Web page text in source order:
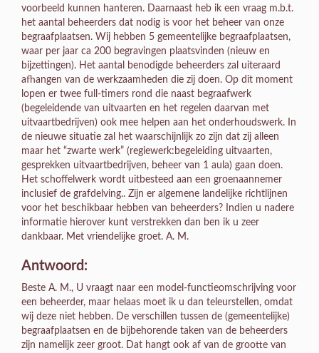
voorbeeld kunnen hanteren. Daarnaast heb ik een vraag m.b.t.
het aantal beheerders dat nodig is voor het beheer van onze
begraafplaatsen. Wij hebben 5 gemeentelijke begraafplaatsen,
waar per jaar ca 200 begravingen plaatsvinden (nieuw en
bijzettingen). Het aantal benodigde beheerders zal uiteraard
afhangen van de werkzaamheden die zij doen. Op dit moment
lopen er twee full-timers rond die naast begraafwerk
(begeleidende van uitvaarten en het regelen daarvan met
uitvaartbedrijven) ook mee helpen aan het onderhoudswerk. In
de nieuwe situatie zal het waarschijnlijk zo zijn dat zij alleen
maar het “zwarte werk” (regiewerk:begeleiding uitvaarten,
gesprekken uitvaartbedrijven, beheer van 1 aula) gaan doen.
Het schoffelwerk wordt uitbesteed aan een groenaannemer
inclusief de grafdelving.. Zijn er algemene landelijke richtlijnen
voor het beschikbaar hebben van beheerders? Indien u nadere
informatie hierover kunt verstrekken dan ben ik u zeer
dankbaar. Met vriendelijke groet. A. M.
Antwoord:
Beste A. M., U vraagt naar een model-functieomschrijving voor een beheerder, maar helaas moet ik u dan teleurstellen, omdat wij deze niet hebben. De verschillen tussen de (gemeentelijke) begraafplaatsen en de bijbehorende taken van de beheerders zijn namelijk zeer groot. Dat hangt ook af van de grootte van de begraafplaats, het aantal begravingen en de wijze waarop de organisatie daarvan in elkaar steekt. Soms -zoals u zelf ook al zegt- is een beheerder de persoon die alles doet: de graven onderhoudt , het graf delft en sluit en voorloopt bij een begrafenis. Soms is de beheerder leidinggevende van een heel team aan medewerkers, soms zelfs van een grotere organisatie met meerdere begraafplaatsen. Wel kan ik u delen van functieomschrijvingen doorgeven die in den lande worden gehanteerd. U kunt hieruit halen wat van uw gading is: ————————————————————————————————————————————— VOORMAN Plaats in de organisatie Functionaris legt verantwoording af aan ………………………….. en leidt, tezamen met enige collega-Voorlieden, de uitvoering van de dagelijke werkzaamheden door de Tuinlieden. Doel van de functie Het – binnen door ……………………….. gestelde voorschrifen en prioriteiten – op de werkplek leiden van en meewerken aan aanleg- en onderhoudswerkzaamheden m.b.t. terrein- en groenvoorzieningen, alsmede het verrichten van specialistische taken op het gebied van bomen-, flora- of faunabeheer. Hoofdtaken 1. leiding 2. planvorming 3. uitvoering 4. hulpmiddelen 5. overige taken Uitwerking ad.1 Geeft, tezamen met enige collega-Voorlieden, op de werkplek leiding aan de uitvoering van de dagelijkse werkzaamheden door de (specialistische) Tuinlieden. Verricht controles en lost problemen op. Stelt werk- en vakantieroosters op en houdt werk- en urenadministratie bij. Bewaakt de naleving van ethische richtlijnen en van Arbo- en milieuvoorschriften. Stelt, in overleg met …………………………………….., dagelijkse prioriteiten in de werkzaamheden. Meldt onregelmatigheden bij ………………………. Neemt deel aan selectie- en beoordelingsprocedures. Houdt toezicht op werk door derden. ad.2 Levert, in samenwerking met …………………………………, een bijdrage aan de planvorming m.b.t. inrichting en beheer van terrein- en groenvoorzieningen; participeert in bijbehorend overleg. Stelt planningen op voor de inzet van tuinlieden en machines. ad.3 Verricht uitvoerende werkzaamheden als Tuinman; zie de betreffende functietypering. Verricht aanvullend kwalitatief zwaardere taken, zoals: het uitzetten van terreinen aan de hand tekeningen; het keuren en groeperen van plantmaterialen; het samenstellen van inboetlijsten; het beoordelen van ziekteverschijnselen en plagen. Verricht voorts specialistische taken op het gebied van o.a. bomen-, flora- of faunabeheer; zie de indicatieve omschrijving op het vervolgblad. Registreert de verrichte werkzaamheden. Levert een bijdrage aan de behandeling van klachten inzake de dienstverlening door de afdeling …………………… ad.4 Voert, tezamen met enige collega-Voorlieden, het technisch beheer over voertuigen, machines, gereedschappen, hulpmiddelen en materialen van de afdeling …………………… Onderhoudt contacten met leveranciers. ad.5 Leeft de Arbo- en milieuvoorschriften na. Vervangt zo nodig collega-Voorlieden. Staat op de werkplek (geëmotioneerde) klanten en derden te woord. Geeft in voorkomende gevallen instructie en vaktechnische begeleiding aan stagiaires en collega-medewerkers in opleiding. Is zich bij zijn handelen bewust van het unieke, éénmalige karakter van de uitvaartplechheid, en het emotioneel beladen karakter van overlijden en uitvaarten. Hanteert emotionele situaties met professionele betrokkenheid en distantie. Verricht overige activiteiten, nodig voor het adequaat functioneren van………………………………… Functie-eisen Ruim LBO/MBO-niveau. Kennis van tuin- en cultuurtechniek en ecologie. Enige automatiseringskennis. Affiniteit tot het werken op een begraaplaats. Heeft kennis en begrip van de crematie- en begrafenisplechtigheid. Ruime ervaring in groenaanleg en -onderhoud. Is bereid om mee te denken over (verbeteringen in) het totale bedrijfsvoeringsproces. Contactuele en coödinerende kwaliteiten, accuratesse, commercieel gevoel en een goede fysieke conditie zijn vereist. Indicatieve omschrijving van de verschillende specialismen Florabeheer Herkent en registreert, a.d.h.v. botanische kenmerken, de geslacht-, soort- en cultivarnaam van hout- en kruidachtige gewassen. Determineert m.b.v. een flora. Analyseert en beoordeelt, a.d.h.v. plantengroei, bodem, licht en vochtvoorziening, de groeiomstandigheden ter plaatse. Doet voorstellen inzake de sortimentkeuze, beheermaatregelen en (eventueel) cultuurtechnische maatregelen. Stelt criteria op voor te leveren plantmateriaal en beoordeelt de geleverde kwaliteit. Faunabeheer Herkent en registreert soorten. Bewaakt de kwaliteit van de aanwezige populatie en beoordeelt de terreinomstandigheden op geschiktheid voor de fauna. Doet voorstellen voor t.b.v. instandhouding en (indien wenselijk) uitbreiding van de biodiversiteit. Beheert de aanwezige voorzieningen. Beschikt over nader te bepalen aktes/certificaten (zoals jachtakte; certificaat ongediertebestrijder; certificaat bijenhouder). Bomenbeheer Zie de functietypering ‘Bomenspecialist/Tuinman’. ————————————————————————————————————————————– HOOFD UITVOERING Plaats in de organisatie Functionaris legt verantwoording af aan …………………… en geeft, ondersteund door Voorlieden, leiding aan een formatie van ca………… plaats. De totale formatie van Uitvoering telt ……….. plaats. Doel van de functie Het – binnen door ………………… gestelde richtlijnen en prioriteiten – organiseren en realiseren van een optimale, beleidsmatige onderbouwde kwaliteit van terrein- en groenvoorzieningen. Hoofdtaken 1. leiding 2. beleid en advies 3. planning en uitvoering 4. beheer 5. overige taken Uitwerking ad.1 Geeft leiding aan de Voorlieden en, samen met hen, aan de (specialistische) Tuinlieden. Organiseert de werkzaamheden. Selecteert, instrueert, begeleidt, controleert en beoordeelt de Voorlieden en Tuinlieden. Bewaakt de naleving van ethische richtlijnen. Geeft uitvoering aan het personeelsbeleid (incl. Arbo- en milieubeleid). Houdt ‘werkoverleg………………………. Ontwikkelt en bewaakt de teamgeest. Creërt en bestendigt een cultuur die past bij het plechtige karakter van uitvaarten. Beoordeelt, c.q. levert voorstellen voor optimalisatie van inrichting en werkwijze van de afdeling en beheert de toegewezen formatie. ad.2 Is lid van het managementoverleg en neemt, zowel vanuit de optiek van de afdeling als de totale organisatie, verantwoordelijkheid voor de ontwikkeling en uitvoering van een integraal beleid. Signaleert in- en externe ontwikkelingen en presenteert voorstellen inzake nieuwe vormen van beheer, alsmede hieraan verbonden kosten- en organisatie-aspecten. Fungeert, vanuit het werkterrein van de eigen afdeling, als adviseur van de overige …………………………….. ad.3 Ontwikkelt planvorming m.b.t. (her)inrichting en beheer van terrein- en groenvoorzieningen, met behoud van de cultuurhistorische waarde van het park als monument. Werkt bij (middel)grote plannen samen met externe adviseurs en projectleiders (o.a. landschapsarchitecten en ecologisch adviseurs). Stelt meerjarenplanningen en het jaarlijkse activiteitenplan op. Voert het beheer over terrein- en groenvoorzieningen en het grondwaterpeil, en over voertuigen, machines, gereedschappen, hulpmiddelen en materialen van de afdeling Uitvoering. Realiseert een optimale staat van terrein- en groenvoorzieningen. Stemt af met overige afdelingshoofden, c.q. staf. Is verantwoordelijk voor de afhandeling van klachten……………………. ad.4 Doet investeringsvoorstellen (voor o.a. voertuigen, machines, gereedschappen, hulpmiddelen en materialen) en levert gegevens voor de planning- en controlcyclus. Voert het beheer over toegekende budgetten en realiseert een adequate administratie van de verrichte werkzaamheden. ad.5 Verstrekt informatie over terrein- en groenvoorzieningen en stemt hierbij af met …………………….. Waarborgt de veiligheid van bezoekers van het terrein. Is zich bij zijn handelen bewust van het unieke, ëënmalige karakter van de uitvaartplechtigheid, en het emotioneel beladen karakter van overlijden en uitvaarten. Hanteert emotionele situaties met professionele betrokkenheid en distantie. Verricht overige activiteiten, nodig voor het adequaat functioneren van ………………………….. Functie-eisen HBO-niveau. Kennis van tuin- en cultuurtechniek. Enige automatiseringskennis. In bezit van de voorgeschreven diploma’s. Heeft kennis en begrip van de crematie- en begrafenisplechtigheid. Affiniteit tot het beheer van een cultuur-historisch monument en tot ecologisch beheer. Ruime ervaring in groenbeheer, alsmede leidinggevende ervaring. Is bereid om mee te denken over (verbeteringen in) het totale bedrijfsvoeringsproces. Contactuele en adviserende kwaliteiten, uitdrukkingsvaardigheid, commercieel gevoel, alsmede klant- en resultaatgerichtheid zijn vereist. ————————————————————————————————————————————– Hoeveel medewerkers er nodig zijn voor het beheer van begraafplaatsen is o.a. afhankelijk van: aantal plechtigheden per jaar, oppervlakte te beheren terreinen, aantallen graven, het takenpakket, etc. Hier kan in zijn algemeenheid weing over gezegd worden. Bepalend daarin is op de eerste plaats de kwaliteit versus de kosten die besteed kunnen worden. Een verhouding die op iedere plek anders zal liggen. In mijn beleving kan een logische indeling in werkzaamheden zijn bij vergaande uitbesteding van werken: – grafadministratie door eigen dienst, of uitbesteden aan gespecialiseerd bureau met duidelijke omschrijving wat er administratief en financieel verwacht wordt – een of twee beheerders: begeleiding uitvaarten, gesprekken uitvaartondernemingen, gesprekken steenhouwers, beheer aula, beheer begraafplaatsen – onderhoud begraafplaatsen, bij voorkeur een combinatie van eigen mensen en uitbesteed werk – voor grafdelving zijn goede afspraken / contracten te maken met specialisten op dit gebied die lid zijn van de BVOB (dit